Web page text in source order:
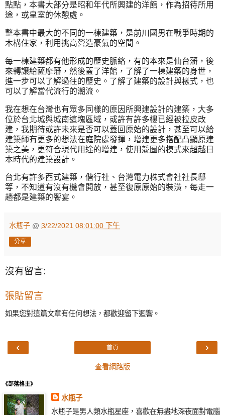
點點，本書大部分是昭和年代所興建的洋館，作為招待所用
途，或皇室的休憩處。
整本書中最大的不同的一棟建築，是前川國男在戰爭時期的
木構住家，利用挑高營造豪氣的空間。
每一棟建築都有他形成的歷史脈絡，有的本來是仙台藩，後
來轉讓給薩摩藩，然後蓋了洋館，了解了一棟建築的身世，
進一步可以了解過往的歷史。了解了建築的設計與樣式，也
可以了解當代流行的潮流。
我在想在台灣也有眾多同樣的原因所興建設計的建築，大多
位於台北城與城南這塊區域，或許有許多樓已經被拉皮改
建，我期待或許未來是否可以蓋回原始的設計，甚至可以給
建築師有更多的想法在庭院處發揮，增建更多搭配凸顯原建
築之美，更符合現代用途的增建，使用競圖的模式來超越日
本時代的建築設計。
台北有許多西式建築，偕行社、台灣電力株式會社社長邸
等，不知道有沒有機會開放，甚至復原原始的裝潢，每走一
趟都是建築的饗宴。
水瓶子 @ 3/22/2021 08:01:00 下午
分享
沒有留言:
張貼留言
如果您對這篇文章有任何想法，都歡迎留下迴響。
‹ ›
首頁
查看網路版
《部落格主》
水瓶子
水瓶子是男人類水瓶星座，喜歡在無盡地深夜面對電腦